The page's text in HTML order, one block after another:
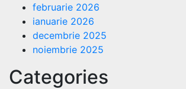
februarie 2026
ianuarie 2026
decembrie 2025
noiembrie 2025
Categories